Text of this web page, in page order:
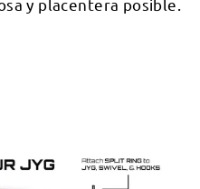
y placentera posible.